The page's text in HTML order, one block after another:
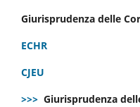
Giurisprudenza delle
ECHR
CJEU
>>> Giurisprudenza